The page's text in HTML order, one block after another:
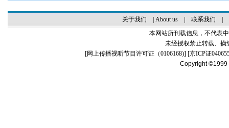
关于我们 About us| 联系我们
本网站所刊载信息，不代表
未经授权禁止转载、摘
[网上传播视听节目许可证（0106168)] [京ICP证
Copyright